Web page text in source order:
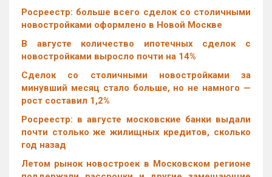
Росреестр: больше всего сделок со столичными
новостройками оформлено в Новой Москве
В августе количество ипотечных сделок с
новостройками выросло почти на 14%
Cделок со столичными новостройками за
минувший месяц стало больше, но не намного —
рост составил 1,2%
Росреестр: в августе московские банки выдали
почти столько же жилищных кредитов, сколько
год назад
Летом рынок новостроек в Московском регионе